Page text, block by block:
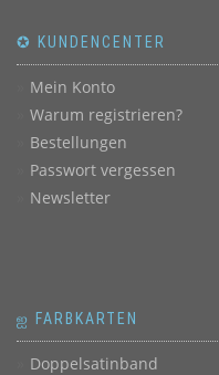
✪ KUNDENCENTER
Mein Konto
Warum registrieren?
Bestellungen
Passwort vergessen
Newsletter
ஐ FARBKARTEN
Doppelsatinband